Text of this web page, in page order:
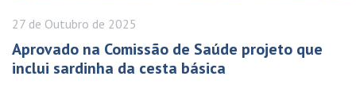
27 de Outubro de 2025
Aprovado na Comissão de Saúde projeto que
inclui sardinha da cesta básica